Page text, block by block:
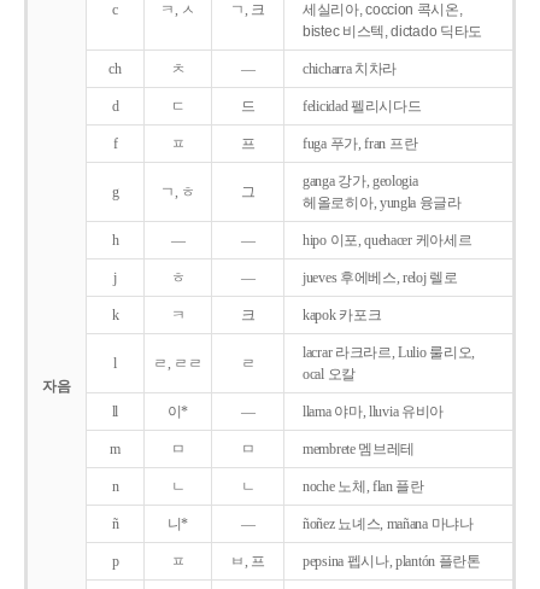
자음
c ㅋ, ㅅ ㄱ, 크
세실리아, coccion 콕시온,
bistec 비스텍, dictado 딕타도
ch ㅊ ― chicharra 치차라
d ㄷ 드 felicidad 펠리시다드
f ㅍ 프 fuga 푸가, fran 프란
g ㄱ, ㅎ 그
ganga 강가, geologia
헤올로히아, yungla 융글라
h ― ― hipo 이포, quehacer 케아세르
j ㅎ ― jueves 후에베스, reloj 렐로
k ㅋ 크 kapok 카포크
l ㄹ, ㄹㄹ ㄹ
lacrar 라크라르, Lulio 룰리오,
ocal 오칼
ll 이* ― llama 야마, lluvia 유비아
m ㅁ ㅁ membrete 멤브레테
n ㄴ ㄴ noche 노체, flan 플란
ñ 니* ― ñoñez 뇨녜스, mañana 마냐나
p ㅍ ㅂ, 프 pepsina 펩시나, plantón 플란톤